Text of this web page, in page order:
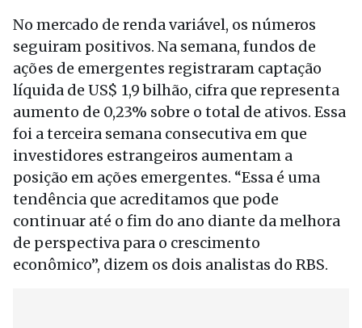
No mercado de renda variável, os números
seguiram positivos. Na semana, fundos de
ações de emergentes registraram captação
líquida de US$ 1,9 bilhão, cifra que representa
aumento de 0,23% sobre o total de ativos. Essa
foi a terceira semana consecutiva em que
investidores estrangeiros aumentam a
posição em ações emergentes. “Essa é uma
tendência que acreditamos que pode
continuar até o fim do ano diante da melhora
de perspectiva para o crescimento
econômico”, dizem os dois analistas do RBS.